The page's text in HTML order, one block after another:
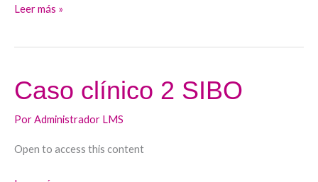
Leer más »
Caso clínico 2 SIBO
PorAdministrador LMS
Open to access this content
Caso
clínico
2